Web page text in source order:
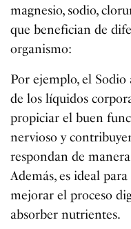
magnesio, sodio,
que benefician de
organismo:
Por ejemplo, el
de los líquidos
propiciar el buen
nervioso y
respondan de
Además, es ideal
mejorar el proceso
absorber nutrientes.